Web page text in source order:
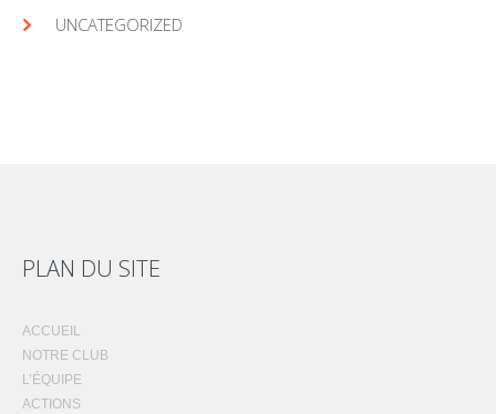
UNCATEGORIZED
PLAN DU SITE
ACCUEIL
NOTRE CLUB
L’ÉQUIPE
ACTIONS